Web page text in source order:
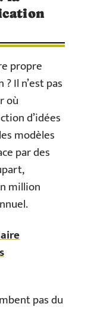
propre
Il n’est pas
où
d’idées
modèles
par des
million
pas du